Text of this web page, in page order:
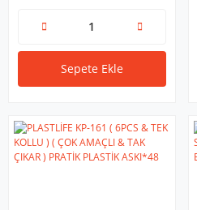
Sepete Ekle